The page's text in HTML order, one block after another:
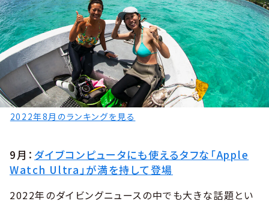
2022年8月のランキングを見る
9月： ダイブコンピュータにも使えるタフな「Apple
Watch Ultra」が満を持して登場
2022年のダイビングニュースの中でも大きな話題とい